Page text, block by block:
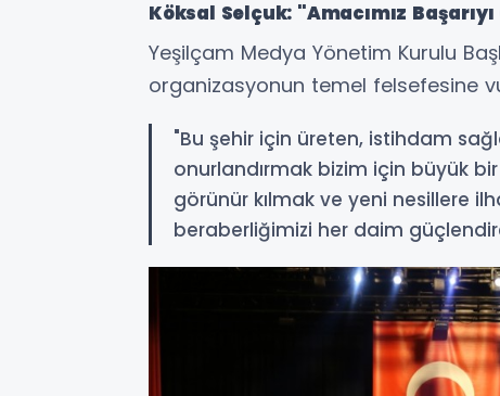
Köksal Selçuk: "Amacımız
Yeşilçam Medya Yönetim Kurulu
organizasyonun temel felsefesine
"Bu şehir için üreten, istihdam
onurlandırmak bizim için büyük
görünür kılmak ve yeni nesillere
beraberliğimizi her daim